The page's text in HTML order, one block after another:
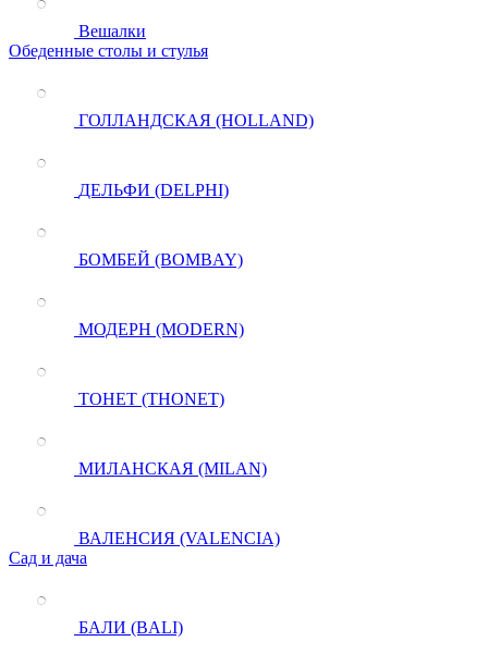
Вешалки
Обеденные столы и стулья
ГОЛЛАНДСКАЯ (HOLLAND)
ДЕЛЬФИ (DELPHI)
БОМБЕЙ (BOMBAY)
МОДЕРН (MODERN)
ТОНЕТ (THONET)
МИЛАНСКАЯ (MILAN)
ВАЛЕНСИЯ (VALENCIA)
Сад и дача
БАЛИ (BALI)